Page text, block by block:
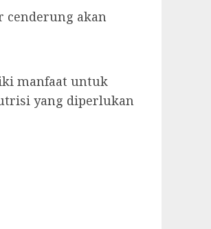
cenderung akan
manfaat untuk
yang diperlukan